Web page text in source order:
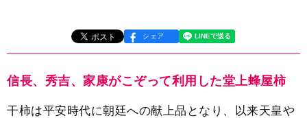
シェア
信長、秀吉、家康がこぞって利用した堂上蜂屋柿
干柿は平安時代に朝廷への献上品となり、以来天皇や